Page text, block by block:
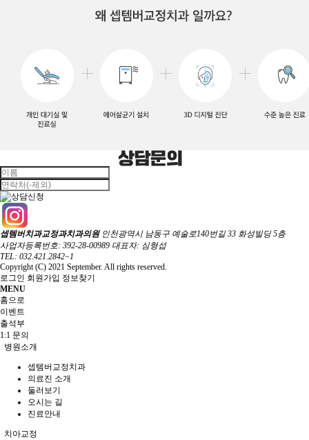
셉템버치과교정과치과의원인천광역시 남동구 예술로140번길 33 화성빌딩 5층
사업자등록번호: 392-28-00989 대표자: 심형섭
TEL: 032.421.2842~1
Copyright (C) 2021 September. All rights reserved.
로그인 회원가입 정보찾기
MENU
홈으로
이벤트
출석부
1:1 문의
병원소개
셉템버교정치과
의료진 소개
둘러보기
오시는 길
진료안내
치아교정